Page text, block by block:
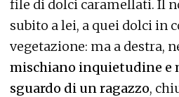
file di dolci caramellati. Il
subito a lei, a quei dolci in
vegetazione: ma a destra,
mischiano inquietudine e
sguardo di un ragazzo,